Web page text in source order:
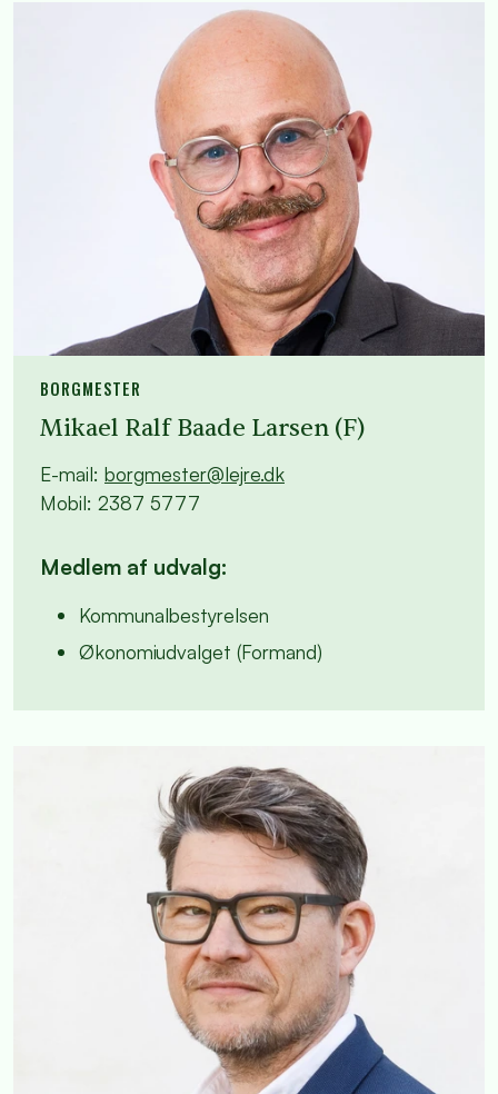
BORGMESTER
Mikael Ralf Baade Larsen (F)
E-mail: borgmester@lejre.dk
Mobil: 2387 5777
Medlem af udvalg:
Kommunalbestyrelsen
Økonomiudvalget (Formand)